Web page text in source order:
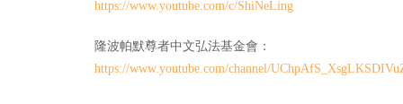
https://www.youtube.com/c/ShiNeLing
隆波帕默尊者中文弘法基金會：
https://www.youtube.com/channel/